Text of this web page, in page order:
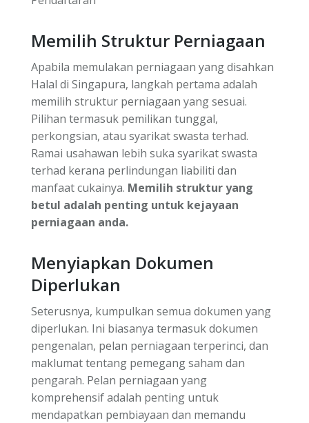
Memilih Struktur Perniagaan
Apabila memulakan perniagaan yang disahkan
Halal di Singapura, langkah pertama adalah
memilih struktur perniagaan yang sesuai.
Pilihan termasuk pemilikan tunggal,
perkongsian, atau syarikat swasta terhad.
Ramai usahawan lebih suka syarikat swasta
terhad kerana perlindungan liabiliti dan
manfaat cukainya. Memilih struktur yang
betul adalah penting untuk kejayaan
perniagaan anda.
Menyiapkan Dokumen
Diperlukan
Seterusnya, kumpulkan semua dokumen yang
diperlukan. Ini biasanya termasuk dokumen
pengenalan, pelan perniagaan terperinci, dan
maklumat tentang pemegang saham dan
pengarah. Pelan perniagaan yang
komprehensif adalah penting untuk
mendapatkan pembiayaan dan memandu